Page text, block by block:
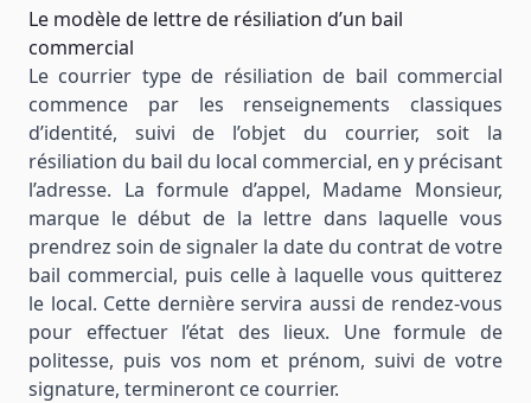
Le modèle de lettre de résiliation d’un bail
commercial
Le courrier type de résiliation de bail commercial
commence par les renseignements classiques
d’identité, suivi de l’objet du courrier, soit la
résiliation du bail du local commercial, en y précisant
l’adresse. La formule d’appel, Madame Monsieur,
marque le début de la lettre dans laquelle vous
prendrez soin de signaler la date du contrat de votre
bail commercial, puis celle à laquelle vous quitterez
le local. Cette dernière servira aussi de rendez-vous
pour effectuer l’état des lieux. Une formule de
politesse, puis vos nom et prénom, suivi de votre
signature, termineront ce courrier.